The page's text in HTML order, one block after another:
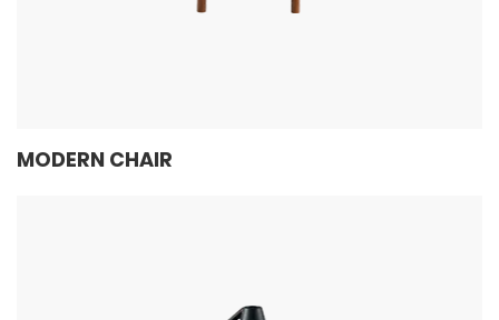
MODERN CHAIR